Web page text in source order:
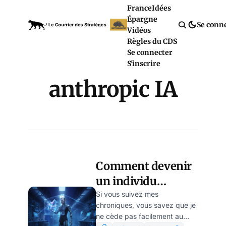
FranceIdées
Épargne
Vidéos
Règles du CDS
Se connecter
S'inscrire
Se
anthropic IA
Comment devenir
un individu
augmenté grâce à
Anthropic, par
Si vous suivez mes
chroniques, vous savez que je
ne cède pas facilement au